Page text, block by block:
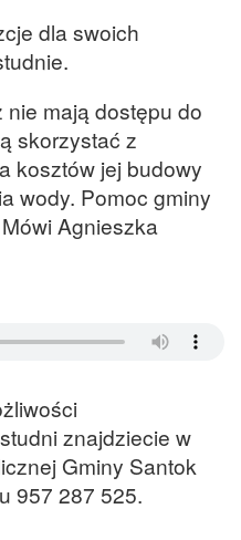
dla swoich
mają dostępu do
skorzystać z
kosztów jej budowy
wody. Pomoc gminy
Agnieszka
znajdziecie w
Gminy Santok
957 287 525.